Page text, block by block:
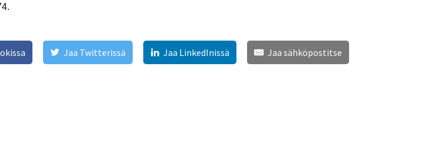
Jaa Twitterissä Jaa LinkedInissä Jaa sähköpostitse